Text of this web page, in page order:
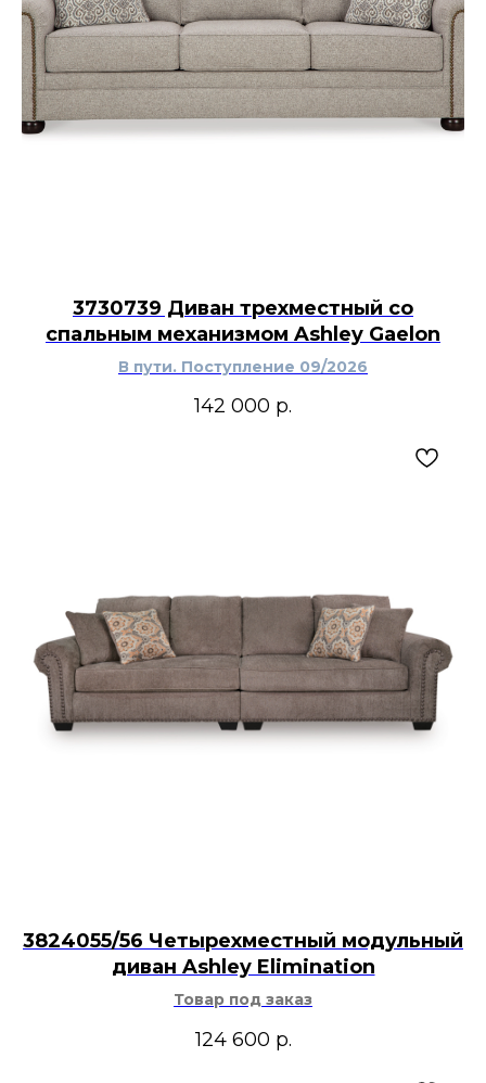
3730739 Диван трехместный со
спальным механизмом Ashley Gaelon
В пути. Поступление 09/2026
142 000 р.
3824055/56 Четырехместный модульный
диван Ashley Elimination
Товар под заказ
124 600 р.